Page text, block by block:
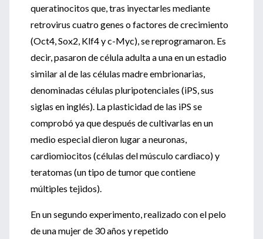
queratinocitos que, tras inyectarles mediante
retrovirus cuatro genes o factores de crecimiento
(Oct4, Sox2, Klf4 y c-Myc), se reprogramaron. Es
decir, pasaron de célula adulta a una en un estadio
similar al de las células madre embrionarias,
denominadas células pluripotenciales (iPS, sus
siglas en inglés). La plasticidad de las iPS se
comprobó ya que después de cultivarlas en un
medio especial dieron lugar a neuronas,
cardiomiocitos (células del músculo cardiaco) y
teratomas (un tipo de tumor que contiene
múltiples tejidos).
En un segundo experimento, realizado con el pelo
de una mujer de 30 años y repetido